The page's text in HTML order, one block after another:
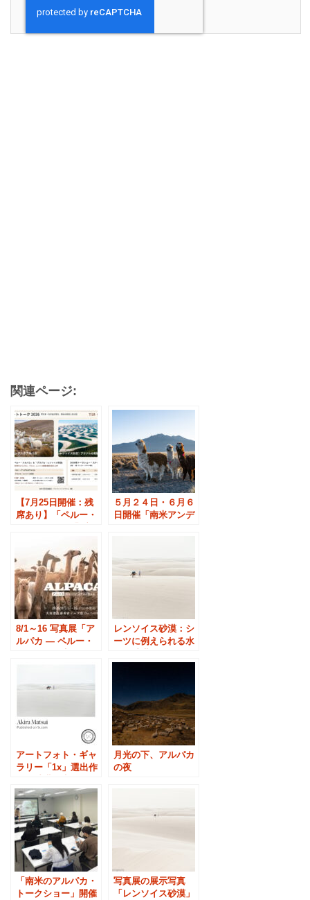
関連ページ:
【7月25日開催：残
席あり】「ペルー・
漠」トークショー
５月２４日・６月６
日開催「南米アンデ
8/1～16 写真展「ア
ルパカ ― ペルー・
レンソイス砂漠：シ
ーツに例えられる水
アートフォト・ギャ
ラリー「1x」選出作
（ブラジル）
月光の下、アルパカ
の夜
「南米のアルパカ・
トークショー」開催
写真展の展示写真
「レンソイス砂漠」